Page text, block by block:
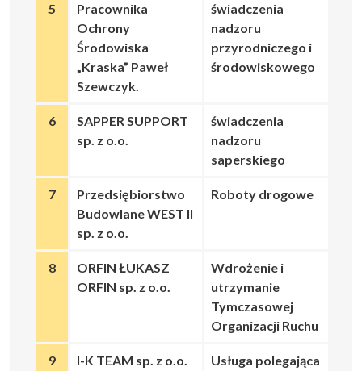
5
Pracownika
Ochrony
Środowiska
„Kraska” Paweł
Szewczyk.
świadczenia
nadzoru
przyrodniczego i
środowiskowego
6
SAPPER SUPPORT
sp. z o.o.
świadczenia
nadzoru
saperskiego
7
Przedsiębiorstwo
Budowlane WEST II
sp. z o.o.
Roboty drogowe
8
ORFIN ŁUKASZ
ORFIN sp. z o.o.
Wdrożenie i
utrzymanie
Tymczasowej
Organizacji Ruchu
9 I-K TEAM sp. z o.o.
Usługa polegająca